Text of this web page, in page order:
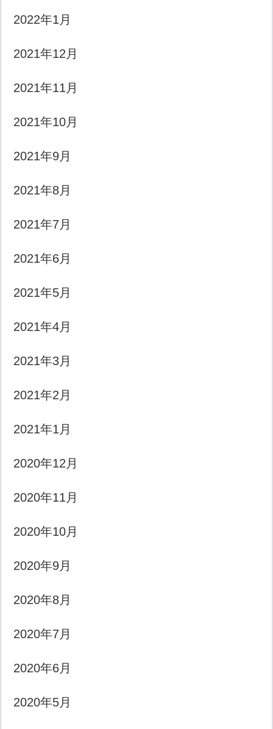
2022年1月
2021年12月
2021年11月
2021年10月
2021年9月
2021年8月
2021年7月
2021年6月
2021年5月
2021年4月
2021年3月
2021年2月
2021年1月
2020年12月
2020年11月
2020年10月
2020年9月
2020年8月
2020年7月
2020年6月
2020年5月